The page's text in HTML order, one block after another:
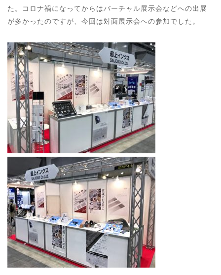
た。コロナ禍になってからはバーチャル展示会などへの出展
が多かったのですが、今回は対面展示会への参加でした。